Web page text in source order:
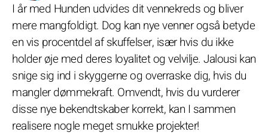
I år med Hunden udvides dit vennekreds og bliver
mere mangfoldigt. Dog kan nye venner også betyde
en vis procentdel af skuffelser, især hvis du ikke
holder øje med deres loyalitet og velvilje. Jalousi kan
snige sig ind i skyggerne og overraske dig, hvis du
mangler dømmekraft. Omvendt, hvis du vurderer
disse nye bekendtskaber korrekt, kan I sammen
realisere nogle meget smukke projekter!